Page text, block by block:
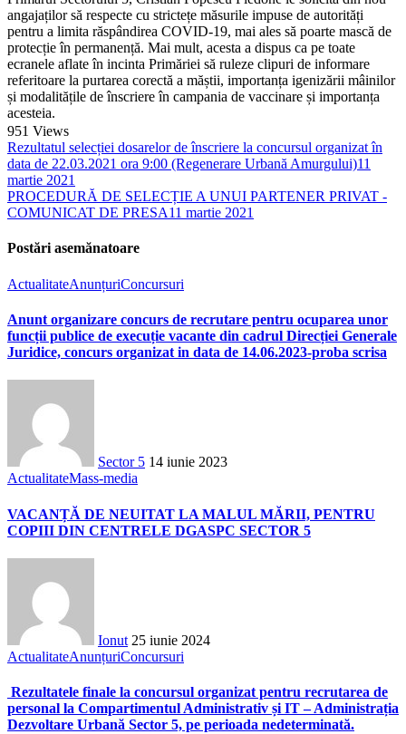
angajaților să respecte cu strictețe măsurile impuse de autorități
pentru a limita răspândirea COVID-19, mai ales să poarte mască de
protecție în permanență. Mai mult, acesta a dispus ca pe toate
ecranele aflate în incinta Primăriei să ruleze clipuri de informare
referitoare la purtarea corectă a măștii, importanța igenizării mâinilor
și modalitățile de înscriere în campania de vaccinare și importanța
acesteia.
951 Views
Rezultatul selecției dosarelor de înscriere la concursul organizat în
data de 22.03.2021 ora 9:00 (Regenerare Urbană Amurgului)11
martie 2021
PROCEDURĂ DE SELECȚIE A UNUI PARTENER PRIVAT -
COMUNICAT DE PRESA11 martie 2021
Postări asemănatoare
ActualitateAnunțuriConcursuri
Anunt organizare concurs de recrutare pentru ocuparea unor
funcții publice de execuție vacante din cadrul Direcției Generale
Juridice, concurs organizat in data de 14.06.2023-proba scrisa
Sector 5 14 iunie 2023
ActualitateMass-media
VACANȚĂ DE NEUITAT LA MALUL MĂRII, PENTRU
COPIII DIN CENTRELE DGASPC SECTOR 5
Ionut 25 iunie 2024
ActualitateAnunțuriConcursuri
Rezultatele finale la concursul organizat pentru recrutarea de
personal la Compartimentul Administrativ și IT – Administrația
Dezvoltare Urbană Sector 5, pe perioada nedeterminată.